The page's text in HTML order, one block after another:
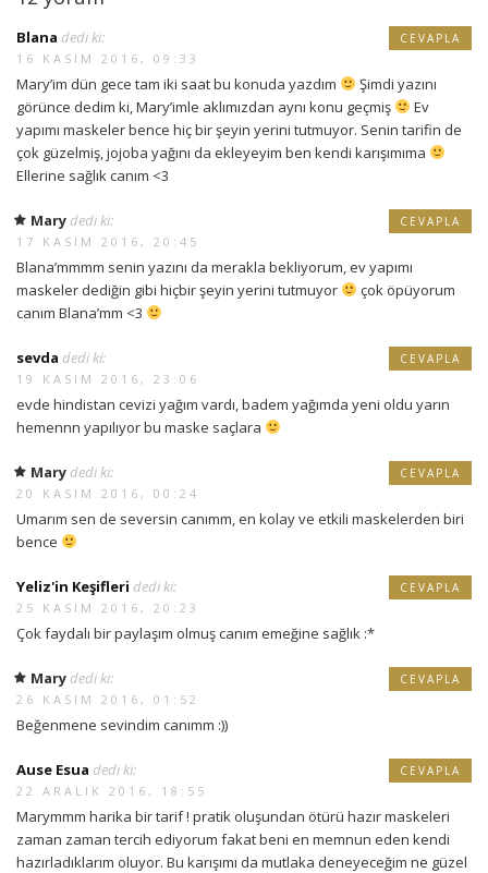
Blana dedi ki:
16 KASIM 2016, 09:33
Mary’im dün gece tam iki saat bu konuda yazdım
Şimdi yazını
görünce dedim ki, Mary’imle aklımızdan aynı konu geçmiş
Ev
yapımı maskeler bence hiç bir şeyin yerini tutmuyor. Senin tarifin de
çok güzelmiş, jojoba yağını da ekleyeyim ben kendi karışımıma
Ellerine sağlık canım <3
CEVAPLA
Mary dedi ki:
17 KASIM 2016, 20:45
Blana’mmmm senin yazını da merakla bekliyorum, ev yapımı
maskeler dediğin gibi hiçbir şeyin yerini tutmuyor
çok öpüyorum
canım Blana’mm <3
CEVAPLA
sevda dedi ki:
19 KASIM 2016, 23:06
evde hindistan cevizi yağım vardı, badem yağımda yeni oldu yarın
hemennn yapılıyor bu maske saçlara
CEVAPLA
Mary dedi ki:
20 KASIM 2016, 00:24
Umarım sen de seversin canımm, en kolay ve etkili maskelerden biri
bence
CEVAPLA
Yeliz'in Keşifleri dedi ki:
25 KASIM 2016, 20:23
Çok faydalı bir paylaşım olmuş canım emeğine sağlık :*
CEVAPLA
Mary dedi ki:
26 KASIM 2016, 01:52
Beğenmene sevindim canımm :))
CEVAPLA
Ause Esua dedi ki:
22 ARALIK 2016, 18:55
Marymmm harika bir tarif ! pratik oluşundan ötürü hazır maskeleri
zaman zaman tercih ediyorum fakat beni en memnun eden kendi
hazırladıklarım oluyor. Bu karışımı da mutlaka deneyeceğim ne güzel
CEVAPLA